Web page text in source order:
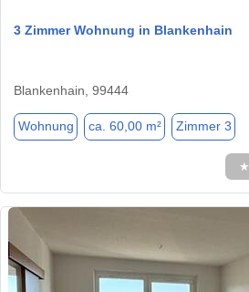
3 Zimmer Wohnung in Blankenhain
Blankenhain, 99444
Wohnung ca. 60,00 m² Zimmer 3
★